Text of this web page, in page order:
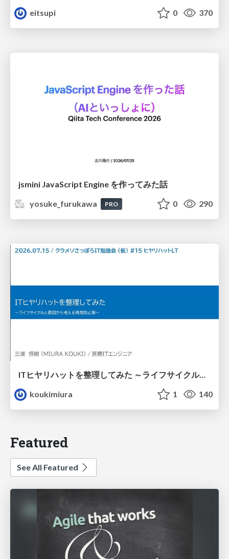
eitsupi
0 370
jsmini JavaScript Engine を作ってみた話
yosuke_furukawa
PRO 0 290
ITヒヤリハットを整理してみた ～ライフサイクルと原因から考える再発防止策～
koukimiura
1 140
Featured
See All Featured